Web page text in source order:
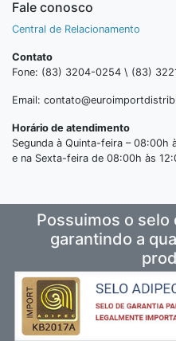
Fale conosco
Central de Relacionamento
Contato
Fone: (83) 3204-0254 \ (83)
Email:
Horário de atendimento
Segunda à Quinta-feira – 08:00h
e na Sexta-feira de 08:00h às
Possuimos o selo
garantindo a